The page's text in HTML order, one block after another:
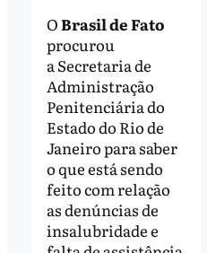
OBrasil de Fato
procurou
a Secretaria de
Administração
Penitenciária do
Estado do Rio de
Janeiro para saber
o que está sendo
feito com relação
as denúncias de
insalubridade e